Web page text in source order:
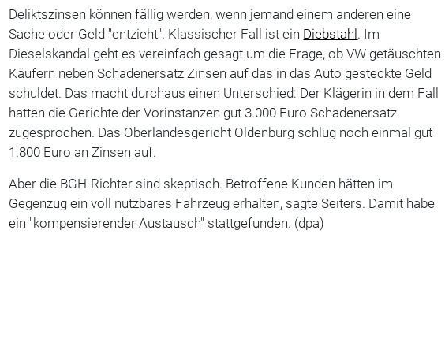
Deliktszinsen können fällig werden, wenn jemand einem anderen eine
Sache oder Geld "entzieht". Klassischer Fall ist ein Diebstahl. Im
Dieselskandal geht es vereinfach gesagt um die Frage, ob VW getäuschten
Käufern neben Schadenersatz Zinsen auf das in das Auto gesteckte Geld
schuldet. Das macht durchaus einen Unterschied: Der Klägerin in dem Fall
hatten die Gerichte der Vorinstanzen gut 3.000 Euro Schadenersatz
zugesprochen. Das Oberlandesgericht Oldenburg schlug noch einmal gut
1.800 Euro an Zinsen auf.
Aber die BGH-Richter sind skeptisch. Betroffene Kunden hätten im
Gegenzug ein voll nutzbares Fahrzeug erhalten, sagte Seiters. Damit habe
ein "kompensierender Austausch" stattgefunden. (dpa)